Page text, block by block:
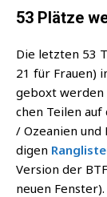
53 Plätze
Die letz­ten 53
21 für Frau­en)
ge­boxt wer­den
chen Tei­len
/ Ozea­ni­en
di­gen
Ver­si­on der
neu­en Fenster).